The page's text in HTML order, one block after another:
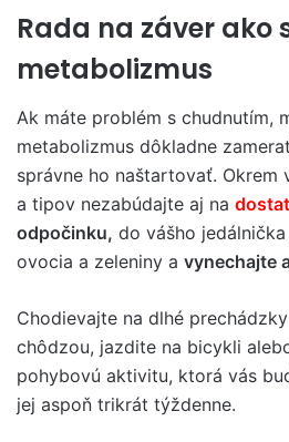
Rada na záver ako
metabolizmus
Ak máte problém s chudnutím,
metabolizmus dôkladne
správne ho naštartovať. Okrem
a tipov nezabúdajte aj na
odpočinku, do vášho
ovocia a zeleniny a vynechajte
Chodievajte na dlhé
chôdzou, jazdite na bicykli
pohybovú aktivitu, ktorá vás
jej aspoň trikrát týždenne.